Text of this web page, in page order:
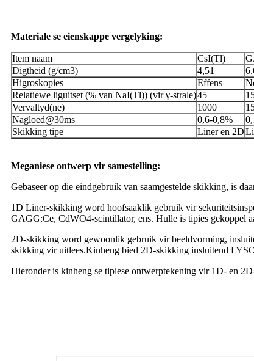
Materiale se eienskappe vergelyking:
Item naam CsI(Tl)
Digtheid (g/cm3)
4,51
Higroskopies
Effens
Relatiewe liguitset (% van NaI(Tl)) (vir γ-strale)45
Vervaltyd(ne)
1000
Nagloed@30ms
0,6-0,8%
Skikking tipe
Liner en 2D
Meganiese ontwerp vir samestelling:
Gebaseer op die eindgebruik van saamgestelde skikking, is
1D Liner-skikking word hoofsaaklik gebruik vir
GAGG:Ce, CdWO4-scintillator, ens. Hulle is tipies gekoppel
2D-skikking word gewoonlik gebruik vir beeldvorming,
skikking vir uitlees.Kinheng bied 2D-skikking insluitend
Hieronder is kinheng se tipiese ontwerptekening vir 1D- en